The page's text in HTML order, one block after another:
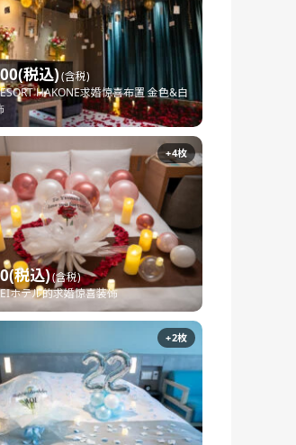
税込)(含税)
HAKONE求婚惊喜布置 金色&白
+4枚
税込)(含税)
ホテル的求婚惊喜装饰
+2枚